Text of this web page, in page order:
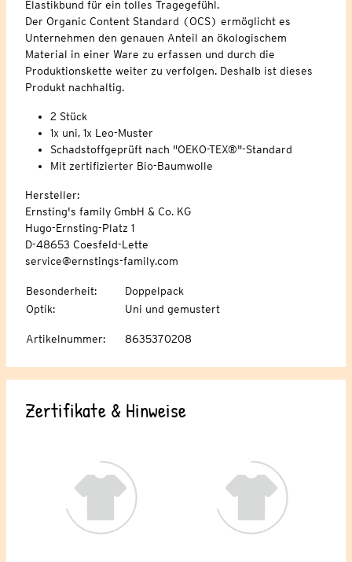
Elastikbund für ein tolles Tragegefühl.
Der Organic Content Standard (OCS) ermöglicht es
Unternehmen den genauen Anteil an ökologischem
Material in einer Ware zu erfassen und durch die
Produktionskette weiter zu verfolgen. Deshalb ist dieses
Produkt nachhaltig.
2 Stück
1x uni, 1x Leo-Muster
Schadstoffgeprüft nach "OEKO-TEX®"-Standard
Mit zertifizierter Bio-Baumwolle
Hersteller:
Ernsting's family GmbH & Co. KG
Hugo-Ernsting-Platz 1
D-48653 Coesfeld-Lette
service@ernstings-family.com
Besonderheit:
Doppelpack
Optik: Uni und gemustert
Artikelnummer: 8635370208
Zertifikate & Hinweise